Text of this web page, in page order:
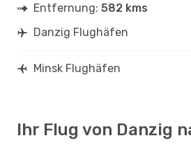
Entfernung: 582 kms
Danzig Flughäfen
Minsk Flughäfen
Ihr Flug von Danzig